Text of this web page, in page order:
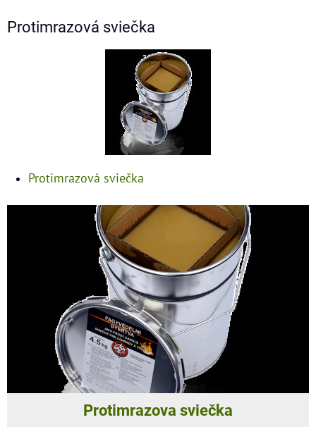
Protimrazová sviečka
Protimrazová sviečka
Protimrazova sviečka